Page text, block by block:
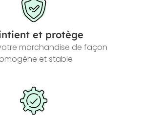
et protège
marchandise de façon
et stable